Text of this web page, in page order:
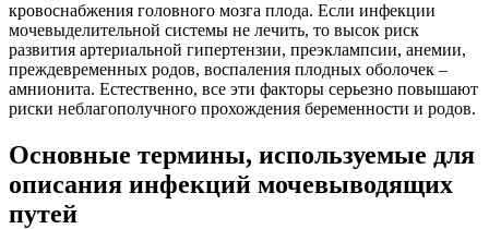
кровоснабжения головного мозга плода. Если инфекции
мочевыделительной системы не лечить, то высок риск
развития артериальной гипертензии, преэклампсии, анемии,
преждевременных родов, воспаления плодных оболочек –
амнионита. Естественно, все эти факторы серьезно повышают
риски неблагополучного прохождения беременности и родов.
Основные термины, используемые для
описания инфекций мочевыводящих
путей